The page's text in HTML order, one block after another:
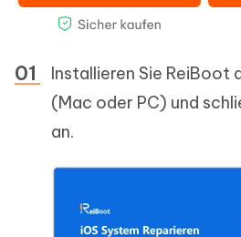
Installieren Sie ReiBoot
(Mac oder PC) und
an.